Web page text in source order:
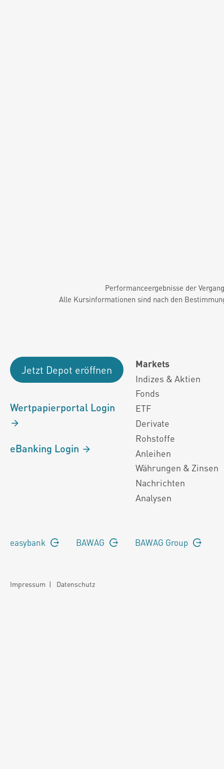
Performanceergebnisse der
Alle Kursinformationen sind nach den
Jetzt Depot eröffnen
Wertpapierportal Login
eBanking Login
Markets
Indizes & Aktien
Fonds
ETF
Derivate
Rohstoffe
Anleihen
Währungen & Zinsen
Nachrichten
Analysen
easybank BAWAG BAWAG Group
Impressum | Datenschutz